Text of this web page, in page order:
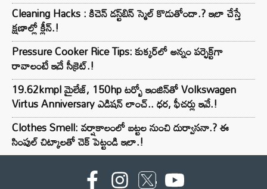
Cleaning Hacks : కిచెన్ డస్ట్‌బిన్ స్మెల్ కొడుతోందా.? ఇలా చేస్తే
క్షణాల్లో క్లీన్.!
Pressure Cooker Rice Tips: కుక్కర్‌లో అన్నం పర్ఫెక్ట్‌గా
రావాలంటే ఇదే సీక్రెట్.!
19.62kmpl మైలేజ్, 150hp టర్బో ఇంజిన్‌తో Volkswagen
Virtus Anniversary ఎడిషన్ లాంచ్.. ధర, ఫీచర్లు ఇవే.!
Clothes Smell: వర్షాకాలంలో బట్టల నుంచి దుర్వాసనా.? ఈ
సింపుల్ చిట్కాలతో చెక్ పెట్టండి ఇలా.!